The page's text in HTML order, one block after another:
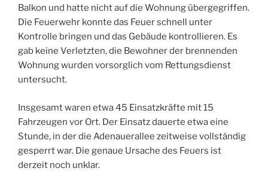
Balkon und hatte nicht auf die Wohnung übergegriffen.
Die Feuerwehr konnte das Feuer schnell unter
Kontrolle bringen und das Gebäude kontrollieren. Es
gab keine Verletzten, die Bewohner der brennenden
Wohnung wurden vorsorglich vom Rettungsdienst
untersucht.
Insgesamt waren etwa 45 Einsatzkräfte mit 15
Fahrzeugen vor Ort. Der Einsatz dauerte etwa eine
Stunde, in der die Adenauerallee zeitweise vollständig
gesperrt war. Die genaue Ursache des Feuers ist
derzeit noch unklar.